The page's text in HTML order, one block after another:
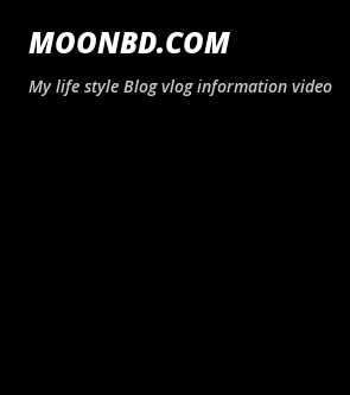
সরাসরি প্রধান সামগ্রীতে চলে যান
MOONBD.COM
My life style Blog vlog information video